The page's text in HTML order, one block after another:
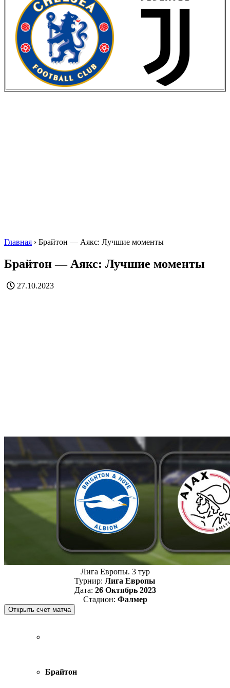
Главная › Брайтон — Аякс: Лучшие моменты
Брайтон — Аякс: Лучшие моменты
27.10.2023
Лига Европы. 3 тур
Турнир: Лига Европы
Дата: 26 Октябрь 2023
Стадион: Фалмер
Брайтон